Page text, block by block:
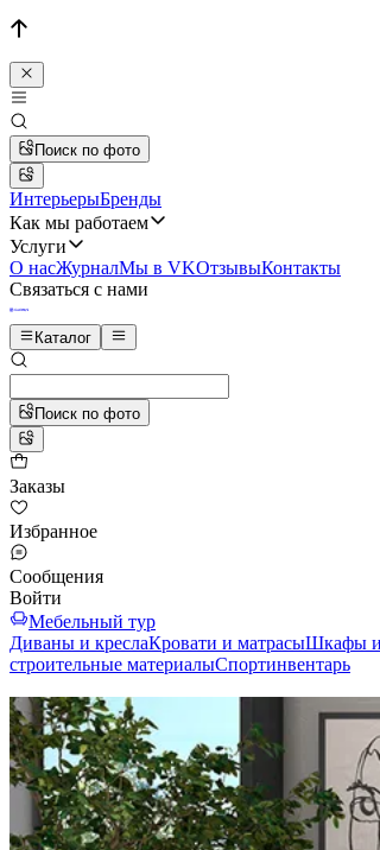
Поиск по фото
ИнтерьерыБренды
Как мы работаем
Услуги
О насЖурналМы в VKОтзывыКонтакты
Связаться с нами
Каталог
Поиск по фото
Заказы
Избранное
Сообщения
Войти
Мебельный тур
Диваны и креслаКровати и матрасыШкафы и
строительные материалыСпортинвентарь